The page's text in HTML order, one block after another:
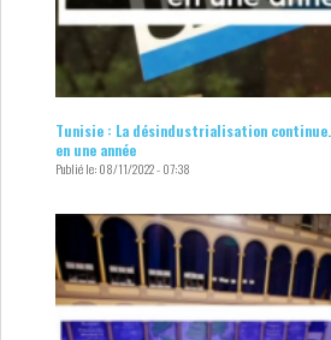
Tunisie : La désindustrialisation
en une année
Publié le:08/11/2022 - 07:38